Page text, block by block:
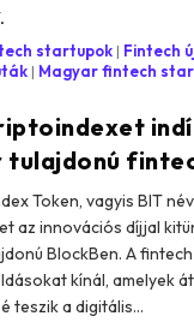
tulajdonú
startupok
Fintech
Magyar fintech
Token, vagyis BIT
az innovációs díjjal
BlockBen. A
kínál, amelyek
teszik a digitális...